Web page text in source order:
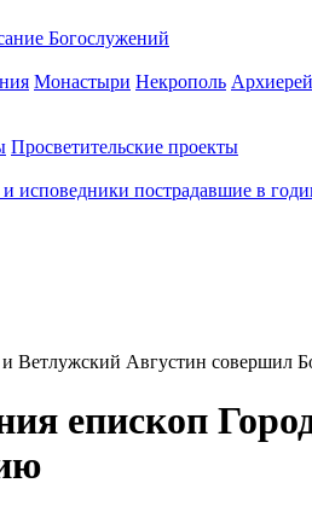
Богослужений
Монастыри Некрополь
Просветительские проекты
исповедники пострадавшие в
Ветлужский Августин совершил
епископ